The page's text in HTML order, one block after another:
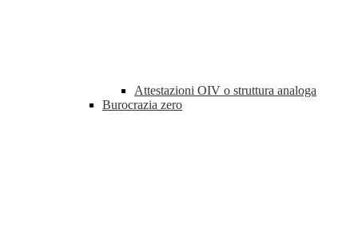
Attestazioni OIV o struttura analoga
Burocrazia zero